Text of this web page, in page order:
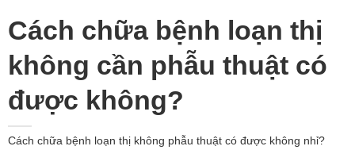
Cách chữa bệnh loạn thị
không cần phẫu thuật có
được không?
Cách chữa bệnh loạn thị không phẫu thuật có được không nhỉ?